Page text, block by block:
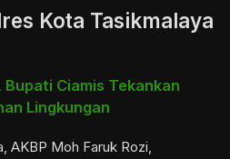
Kota Tasikmalaya
Ciamis Tekankan
Lingkungan
AKBP Moh Faruk Rozi,